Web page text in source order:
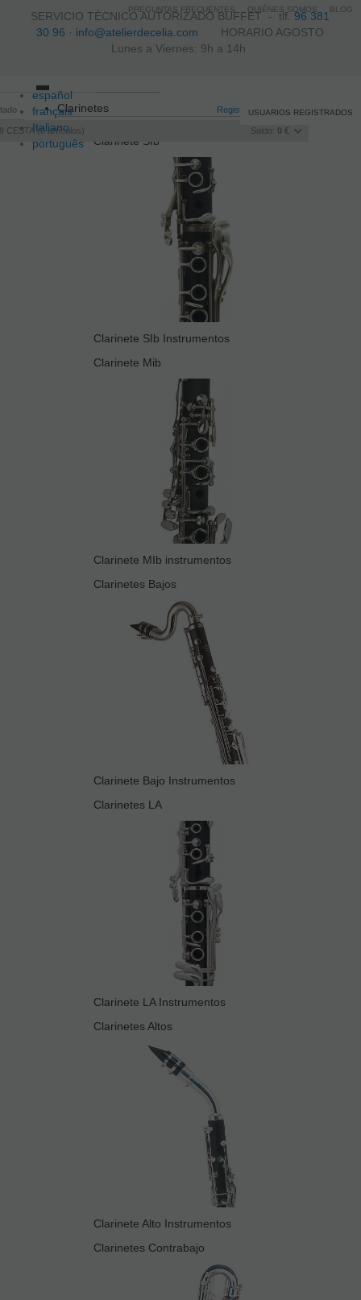
SERVICIO TÉCNICO AUTORIZADO BUFFET -tlf.96 381
30 96 · info@atelierdecelia.com HORARIO AGOSTO
Lunes a Viernes: 9h a 14h
español
français
Italiano
português
Registro /Iniciar sesión
CESTA 0artículos Saldo: 0 €
USUARIOS REGISTRADOS
Toggle
navigation
Clarinetes
Clarinete SIb
Clarinete SIb Instrumentos
Clarinete Mib
Clarinete MIb instrumentos
Clarinetes Bajos
Clarinete Bajo Instrumentos
Clarinetes LA
Clarinete LA Instrumentos
Clarinetes Altos
Clarinete Alto Instrumentos
Clarinetes Contrabajo
PREGUNTAS FRECUENTES QUIÉNES SOMOS BLOG